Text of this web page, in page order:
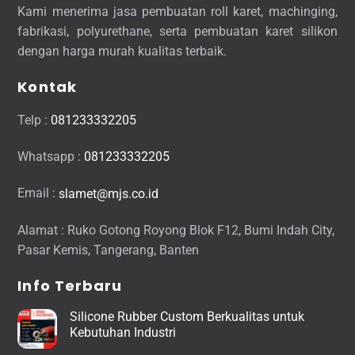
Kami menerima jasa pembuatan roll karet, machinging,
fabrikasi, polyurethane, serta pembuatan karet silikon
dengan harga murah kualitas terbaik.
Kontak
Telp : 081233332205
Whatsapp : 081233332205
Email :slamet@mjs.co.id
Alamat : Ruko Gotong Royong Blok F12, Bumi Indah City,
Pasar Kemis, Tangerang, Banten
Info Terbaru
Silicone Rubber Custom Berkualitas untuk
Kebutuhan Industri